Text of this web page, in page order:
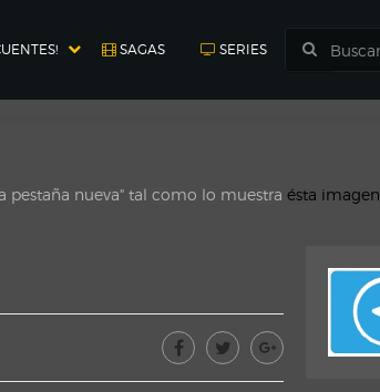
SAGAS SERIES
pestaña nueva" tal como lo muestra ésta imagen.